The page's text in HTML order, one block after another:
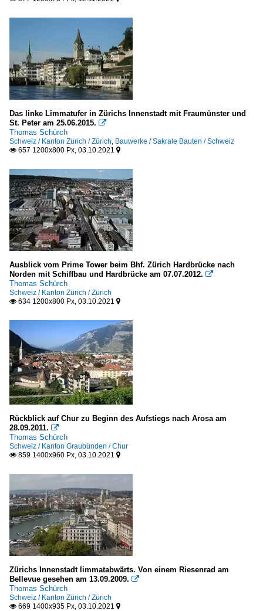
Das linke Limmatufer in Zürichs Innenstadt mit Fraumünster und
St. Peter am 25.06.2015. 
Thomas Schürch
Schweiz / Kanton Zürich / Zürich, Bauwerke / Sakrale Bauten / Schweiz
 657 1200x800 Px, 03.10.2021 
Ausblick vom Prime Tower beim Bhf. Zürich Hardbrücke nach
Norden mit Schiffbau und Hardbrücke am 07.07.2012. 
Thomas Schürch
Schweiz / Kanton Zürich / Zürich
 634 1200x800 Px, 03.10.2021 
Rückblick auf Chur zu Beginn des Aufstiegs nach Arosa am
28.09.2011. 
Thomas Schürch
Schweiz / Kanton Graubünden / Chur
 859 1400x960 Px, 03.10.2021 
Zürichs Innenstadt limmatabwärts. Von einem Riesenrad am
Bellevue gesehen am 13.09.2009. 
Thomas Schürch
Schweiz / Kanton Zürich / Zürich
 669 1400x935 Px, 03.10.2021 